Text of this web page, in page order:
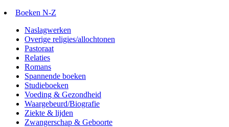
Boeken N-Z
Naslagwerken
Overige religies/allochtonen
Pastoraat
Relaties
Romans
Spannende boeken
Studieboeken
Voeding & Gezondheid
Waargebeurd/Biografie
Ziekte & lijden
Zwangerschap & Geboorte